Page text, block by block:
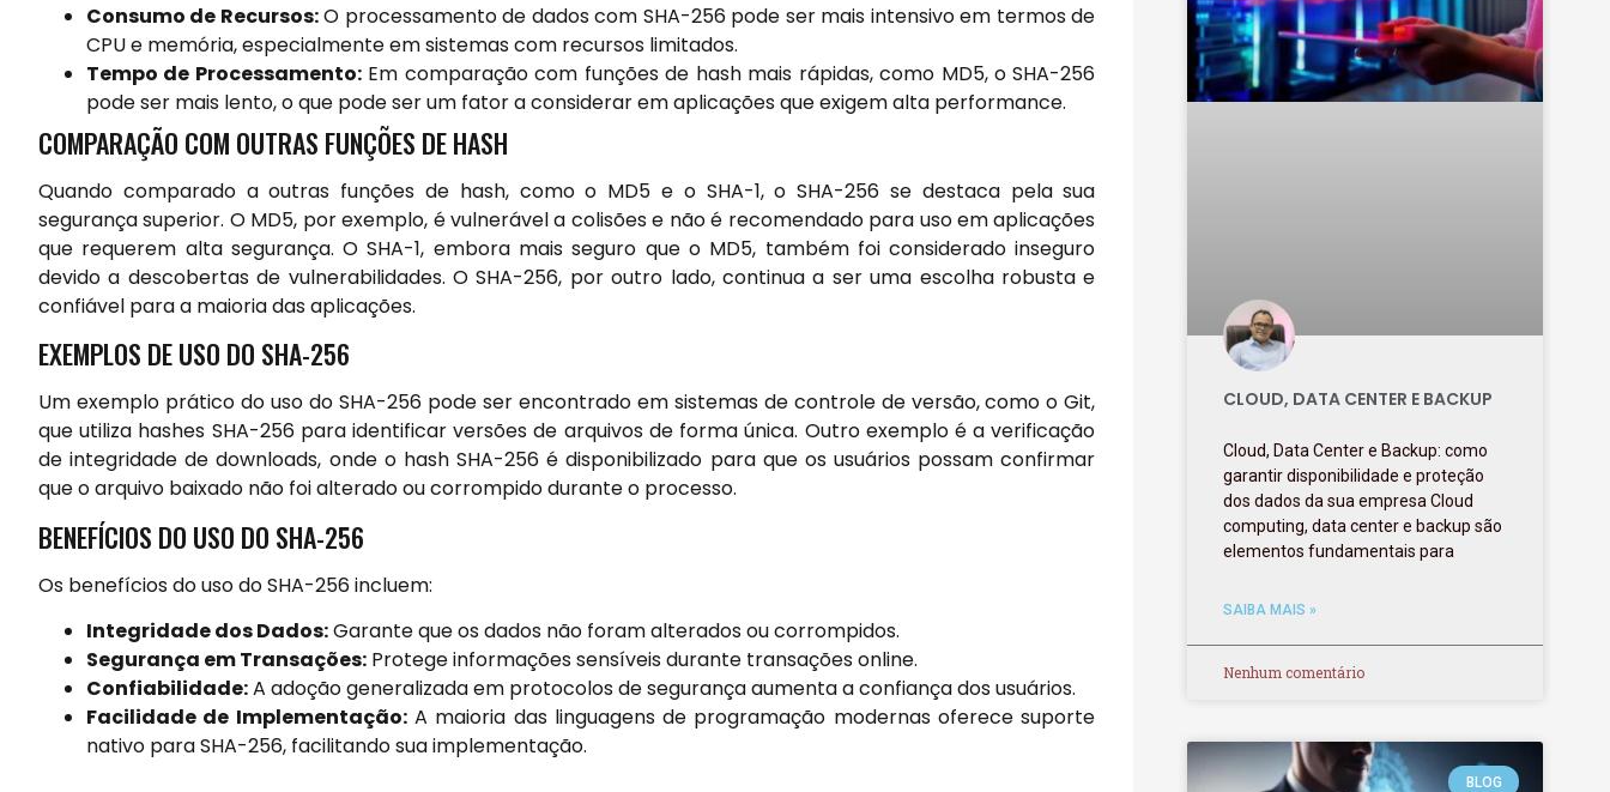
Consumo de Recursos:O processamento de dados com SHA-256 pode ser mais intensivo em termos de
CPU e memória, especialmente em sistemas com recursos limitados.
Tempo de Processamento:Em comparação com funções de hash mais rápidas, como MD5, o SHA-256
pode ser mais lento, o que pode ser um fator a considerar em aplicações que exigem alta performance.
COMPARAÇÃO COM OUTRAS FUNÇÕES DE HASH
Quando comparado a outras funções de hash, como o MD5 e o SHA-1, o SHA-256 se destaca pela sua
segurança superior. O MD5, por exemplo, é vulnerável a colisões e não é recomendado para uso em aplicações
que requerem alta segurança. O SHA-1, embora mais seguro que o MD5, também foi considerado inseguro
devido a descobertas de vulnerabilidades. O SHA-256, por outro lado, continua a ser uma escolha robusta e
confiável para a maioria das aplicações.
EXEMPLOS DE USO DO SHA-256
Um exemplo prático do uso do SHA-256 pode ser encontrado em sistemas de controle de versão, como o Git,
que utiliza hashes SHA-256 para identificar versões de arquivos de forma única. Outro exemplo é a verificação
de integridade de downloads, onde o hash SHA-256 é disponibilizado para que os usuários possam confirmar
que o arquivo baixado não foi alterado ou corrompido durante o processo.
BENEFÍCIOS DO USO DO SHA-256
Os benefícios do uso do SHA-256 incluem:
Integridade dos Dados:Garante que os dados não foram alterados ou corrompidos.
Segurança em Transações: Protege informações sensíveis durante transações online.
Confiabilidade:A adoção generalizada em protocolos de segurança aumenta a confiança dos usuários.
Facilidade de Implementação:A maioria das linguagens de programação modernas oferece suporte
nativo para SHA-256, facilitando sua implementação.
CLOUD, DATA CENTER E BACKUP
Cloud, Data Center e Backup: como
garantir disponibilidade e proteção
dos dados da sua empresa Cloud
computing, data center e backup são
elementos fundamentais para
SAIBA MAIS »
Nenhum comentário
BLOG